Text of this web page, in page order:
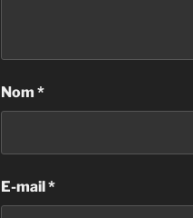
Nom *
E-mail*